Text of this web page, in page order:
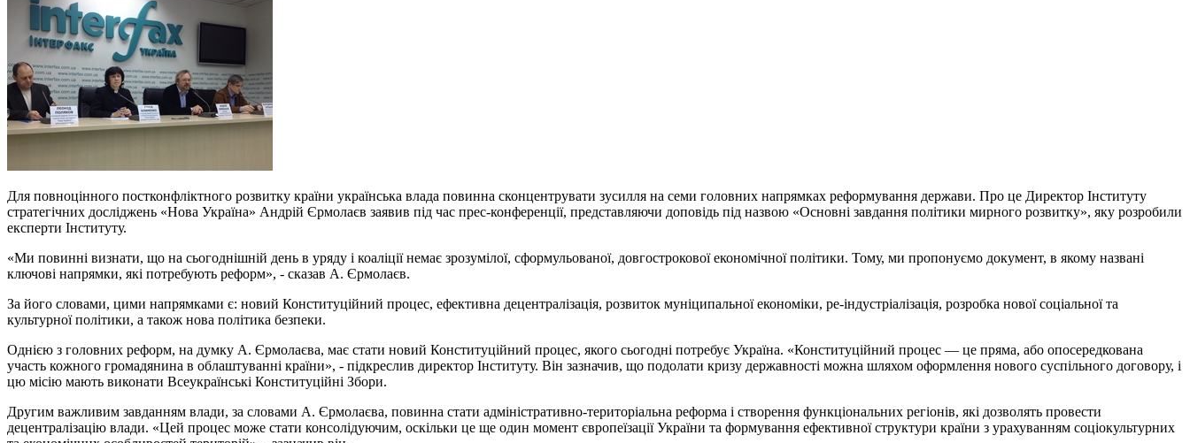
Для повноцінного постконфліктного розвитку країни українська влада повинна сконцентрувати зусилля на семи головних напрямках реформування держави. Про це Директор Інституту
стратегічних досліджень «Нова Україна» Андрій Єрмолаєв заявив під час прес-конференції, представляючи доповідь під назвою «Основні завдання політики мирного розвитку», яку розробили
експерти Інституту.
«Ми повинні визнати, що на сьогоднішній день в уряду і коаліції немає зрозумілої, сформульованої, довгострокової економічної політики. Тому, ми пропонуємо документ, в якому названі
ключові напрямки, які потребують реформ», - сказав А. Єрмолаєв.
За його словами, цими напрямками є: новий Конституційний процес, ефективна децентралізація, розвиток муніципальної економіки, ре-індустріалізація, розробка нової соціальної та
культурної політики, а також нова політика безпеки.
Однією з головних реформ, на думку А. Єрмолаєва, має стати новий Конституційний процес, якого сьогодні потребує Україна. «Конституційний процес — це пряма, або опосередкована
участь кожного громадянина в облаштуванні країни», - підкреслив директор Інституту. Він зазначив, що подолати кризу державності можна шляхом оформлення нового суспільного договору, і
цю місію мають виконати Всеукраїнські Конституційні Збори.
Другим важливим завданням влади, за словами А. Єрмолаєва, повинна стати адміністративно-територіальна реформа і створення функціональних регіонів, які дозволять провести
децентралізацію влади. «Цей процес може стати консолідуючим, оскільки це ще один момент європеїзації України та формування ефективної структури країни з урахуванням соціокультурних